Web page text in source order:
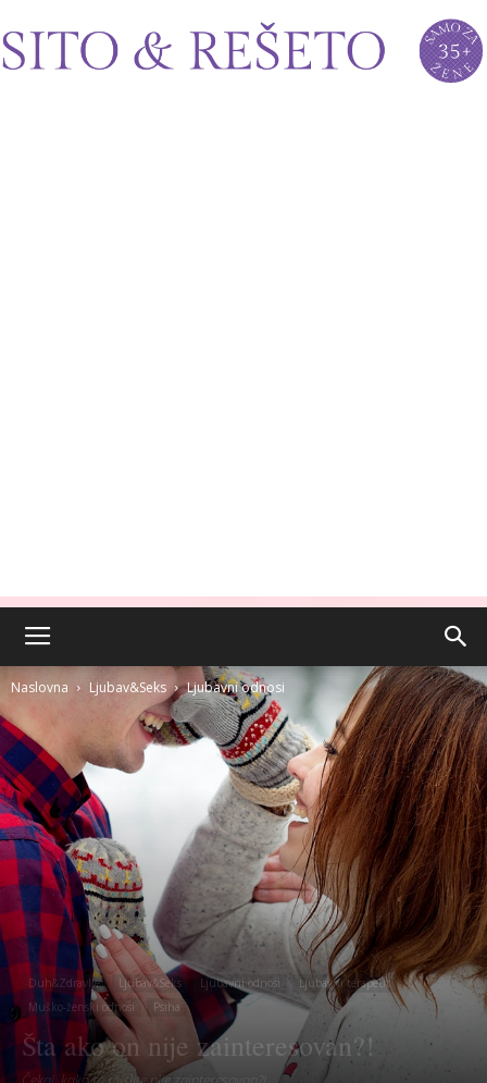
Naslovna Ljubav&Seks Ljubavni odnosi
Duh&Zdravlje Ljubav&Seks Ljubavni odnosi
Ljubavni terapeut
Muško-ženski odnosi
Psiha
Šta ako on nije zainteresovan?!